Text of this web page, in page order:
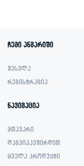
ჩემი ანგარიში
შესვლა
რეგისტრაცია
ნავიგაცია
მთავარი
დაგვიკავშირდით
ყველა პროდუქტი